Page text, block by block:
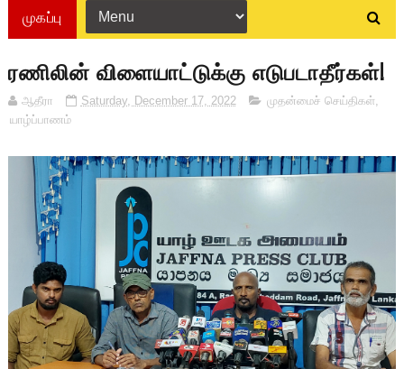
முகப்பு
ரணிலின் விளையாட்டுக்கு எடுபடாதீர்கள்!
ஆதீரா Saturday, December 17, 2022 முதன்மைச் செய்திகள்,
யாழ்ப்பாணம்